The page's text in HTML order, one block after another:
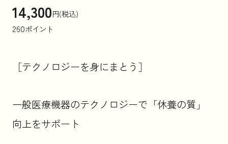
14,300円(税込)
260ポイント
［テクノロジーを身にまとう］
一般医療機器のテクノロジーで「休養の質」
向上をサポート